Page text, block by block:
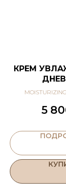
КРЕМ
5